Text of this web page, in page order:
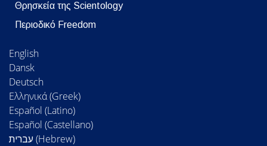
Θρησκεία της Scientology
Περιοδικό Freedom
English
Dansk
Deutsch
Ελληνικά (Greek)
Español (Latino)
Español (Castellano)